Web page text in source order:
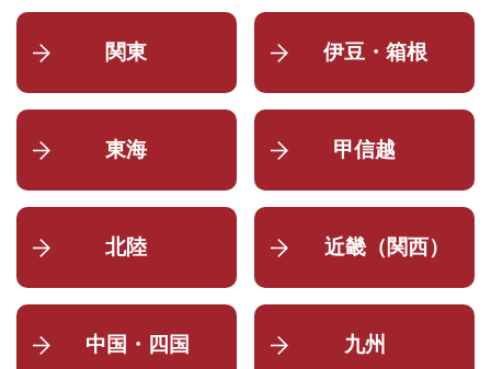
関東 伊豆・箱根
東海 甲信越
北陸 近畿（関西）
中国・四国 九州